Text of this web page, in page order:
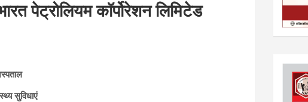
पेट्रोलियम कॉर्पोरेशन लिमिटेड
सुविधाएं